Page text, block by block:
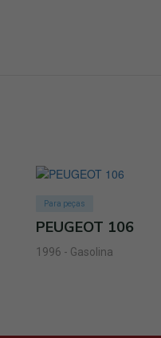
Para peças
PEUGEOT 106
1996 - Gasolina